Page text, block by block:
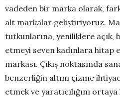
vadeden bir marka olarak,
alt markalar geliştiriyoruz.
tutkunlarına, yeniliklere açık,
etmeyi seven kadınlara hitap
markası. Çıkış noktasında
benzerliğin altını çizme
etmek ve yaratıcılığını